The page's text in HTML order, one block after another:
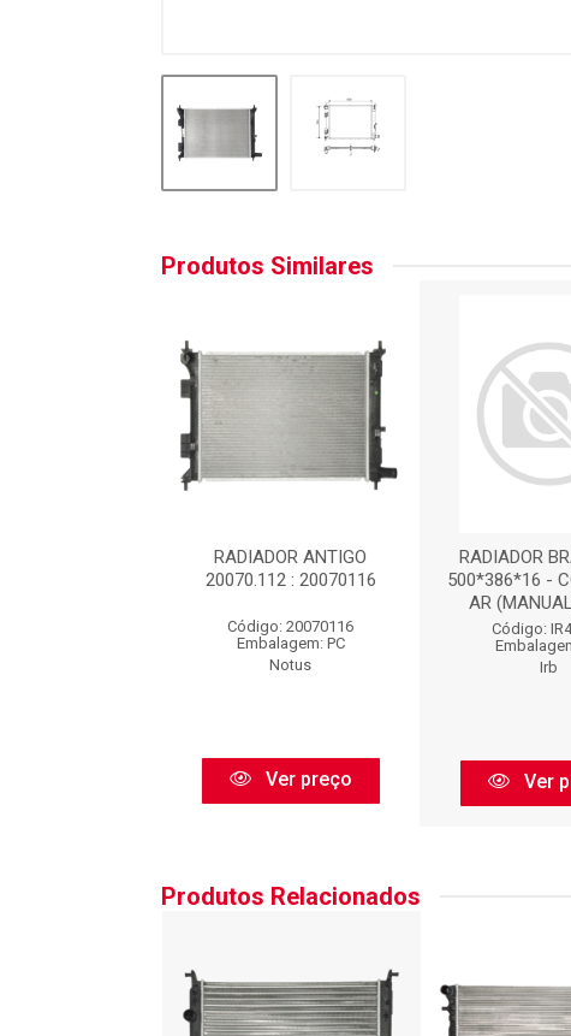
Produtos Similares
RADIADOR ANTIGO
20070.112 : 20070116
Código: 20070116
Embalagem: PC
Notus
Ver preço
RADIADOR
500*386*16 -
AR
Código:
Irb
Ver
Produtos Relacionados